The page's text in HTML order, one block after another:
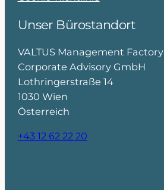
Unser Bürostandort
VALTUS Management Factory
Corporate Advisory GmbH
Lothringerstraße 14
1030 Wien
Österreich
+43 12 62 22 20